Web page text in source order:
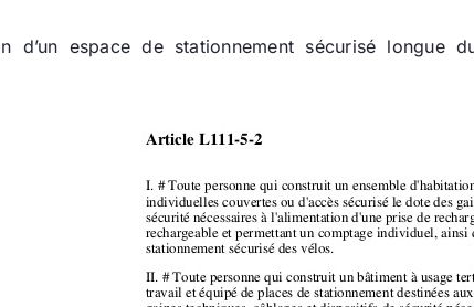
d’un espace de stationnement sécurisé longue